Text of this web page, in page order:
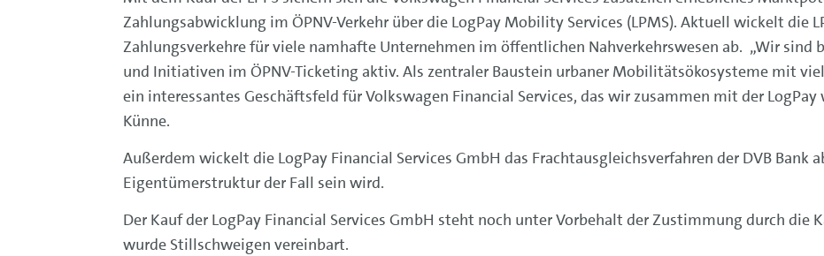
Zahlungsabwicklung im ÖPNV-Verkehr über die LogPay Mobility Services (LPMS). Aktuell wickelt die
Zahlungsverkehre für viele namhafte Unternehmen im öffentlichen Nahverkehrswesen ab. „Wir sind
und Initiativen im ÖPNV-Ticketing aktiv. Als zentraler Baustein urbaner Mobilitätsökosysteme mit
ein interessantes Geschäftsfeld für Volkswagen Financial Services, das wir zusammen mit der LogPay
Künne.
Außerdem wickelt die LogPay Financial Services GmbH das Frachtausgleichsverfahren der DVB Bank
Eigentümerstruktur der Fall sein wird.
Der Kauf der LogPay Financial Services GmbH steht noch unter Vorbehalt der Zustimmung durch die
wurde Stillschweigen vereinbart.